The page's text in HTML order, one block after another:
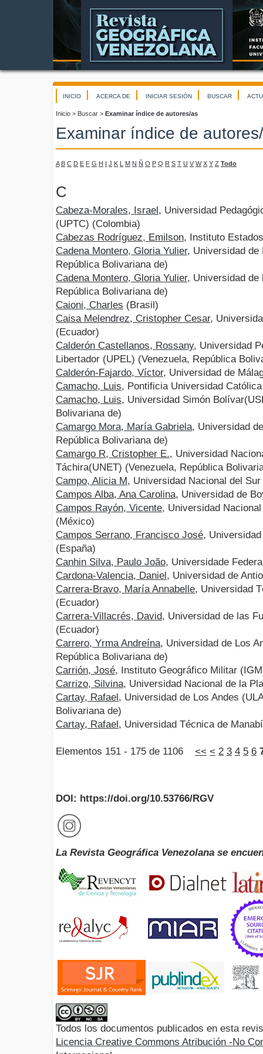
INICIO ACERCA DE INICIAR SESIÓN BUSCAR
Inicio > Buscar > Examinar índice de autores/as
Examinar índice de
A B C D E F G H I J K L M N Ñ O P Q R S T U V W X Y Z Todo
C
Cabeza-Morales, Israel , Universidad
(UPTC) (Colombia)
Cabezas Rodríguez, Emilson, Instituto
Cadena Montero, Gloria Yulier, Universidad de
República Bolivariana de)
Cadena Montero, Gloria Yulier, Universidad de
República Bolivariana de)
Caioni, Charles (Brasil)
Caisa Melendrez, Cristopher Cesar,
(Ecuador)
Calderón Castellanos, Rossany, Universidad
Libertador (UPEL) (Venezuela, República
Calderón-Fajardo, Víctor, Universidad de
Camacho, Luis, Pontificia Universidad
Camacho, Luis, Universidad Simón
Bolivariana de)
Camargo Mora, María Gabriela, Universidad
República Bolivariana de)
Camargo R, Cristopher E., Universidad
Táchira(UNET) (Venezuela, República
Campo, Alicia M, Universidad Nacional del
Campos Alba, Ana Carolina, Universidad de
Campos Rayón, Vicente, Universidad
(México)
Campos Serrano, Francisco José,
(España)
Canhin Silva, Paulo João, Universidade
Cardona-Valencia, Daniel , Universidad de
Carrera-Bravo, María Annabelle, Universidad
(Ecuador)
Carrera-Villacrés, David, Universidad de las
(Ecuador)
Carrero, Yrma Andreína, Universidad de Los
República Bolivariana de)
Carrión, José, Instituto Geográfico Militar
Carrizo, Silvina, Universidad Nacional de la
Cartay, Rafael , Universidad de Los Andes
Bolivariana de)
Cartay, Rafael , Universidad Técnica de
Elementos 151 - 175 de 1106 << < 2 3 4 5 6
DOI: https://doi.org/10.53766/RGV
La Revista Geográfica Venezolana se
Todos los documentos publicados en esta
Licencia Creative Commons Atribución -No